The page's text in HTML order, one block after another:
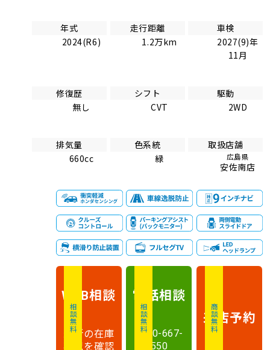
年式
2024(R6)
走行距離
1.2万km
車検
2027(9)年
11月
修復歴
無し
シフト
CVT
駆動
2WD
排気量
660cc
色系統
緑
取扱店舗
広島県
安佐南店
相談無料
WEB相談
最新の在庫
状況を確認
相談無料
電話相談
0120-667-
550
商談無料
来店予約